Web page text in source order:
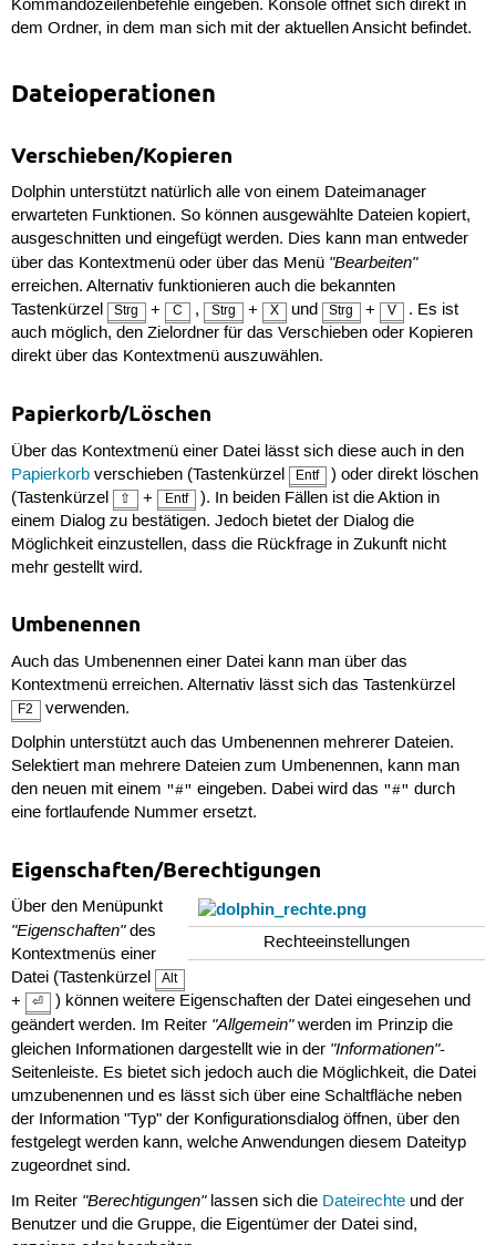
Kommandozeilenbefehle eingeben. Konsole öffnet sich direkt in
dem Ordner, in dem man sich mit der aktuellen Ansicht befindet.
Dateioperationen
Verschieben/Kopieren
Dolphin unterstützt natürlich alle von einem Dateimanager
erwarteten Funktionen. So können ausgewählte Dateien kopiert,
ausgeschnitten und eingefügt werden. Dies kann man entweder
über das Kontextmenü oder über das Menü "Bearbeiten"
erreichen. Alternativ funktionieren auch die bekannten
Tastenkürzel
Strg + C , Strg + X und Strg + V
. Es ist
auch möglich, den Zielordner für das Verschieben oder Kopieren
direkt über das Kontextmenü auszuwählen.
Papierkorb/Löschen
Über das Kontextmenü einer Datei lässt sich diese auch in den
Papierkorbverschieben (Tastenkürzel Entf
) oder direkt löschen
(Tastenkürzel
⇧ + Entf
). In beiden Fällen ist die Aktion in
einem Dialog zu bestätigen. Jedoch bietet der Dialog die
Möglichkeit einzustellen, dass die Rückfrage in Zukunft nicht
mehr gestellt wird.
Umbenennen
Auch das Umbenennen einer Datei kann man über das
Kontextmenü erreichen. Alternativ lässt sich das Tastenkürzel
F2
verwenden.
Dolphin unterstützt auch das Umbenennen mehrerer Dateien.
Selektiert man mehrere Dateien zum Umbenennen, kann man
den neuen mit einem "#" eingeben. Dabei wird das "#" durch
eine fortlaufende Nummer ersetzt.
Eigenschaften/Berechtigungen
Rechteeinstellungen
Über den Menüpunkt
"Eigenschaften"des
Kontextmenüs einer
Datei (Tastenkürzel
Alt
+ ⏎
) können weitere Eigenschaften der Datei eingesehen und
geändert werden. Im Reiter "Allgemein"werden im Prinzip die
gleichen Informationen dargestellt wie in der "Informationen"-
Seitenleiste. Es bietet sich jedoch auch die Möglichkeit, die Datei
umzubenennen und es lässt sich über eine Schaltfläche neben
der Information "Typ" der Konfigurationsdialog öffnen, über den
festgelegt werden kann, welche Anwendungen diesem Dateityp
zugeordnet sind.
Im Reiter "Berechtigungen"lassen sich die Dateirechteund der
Benutzer und die Gruppe, die Eigentümer der Datei sind,